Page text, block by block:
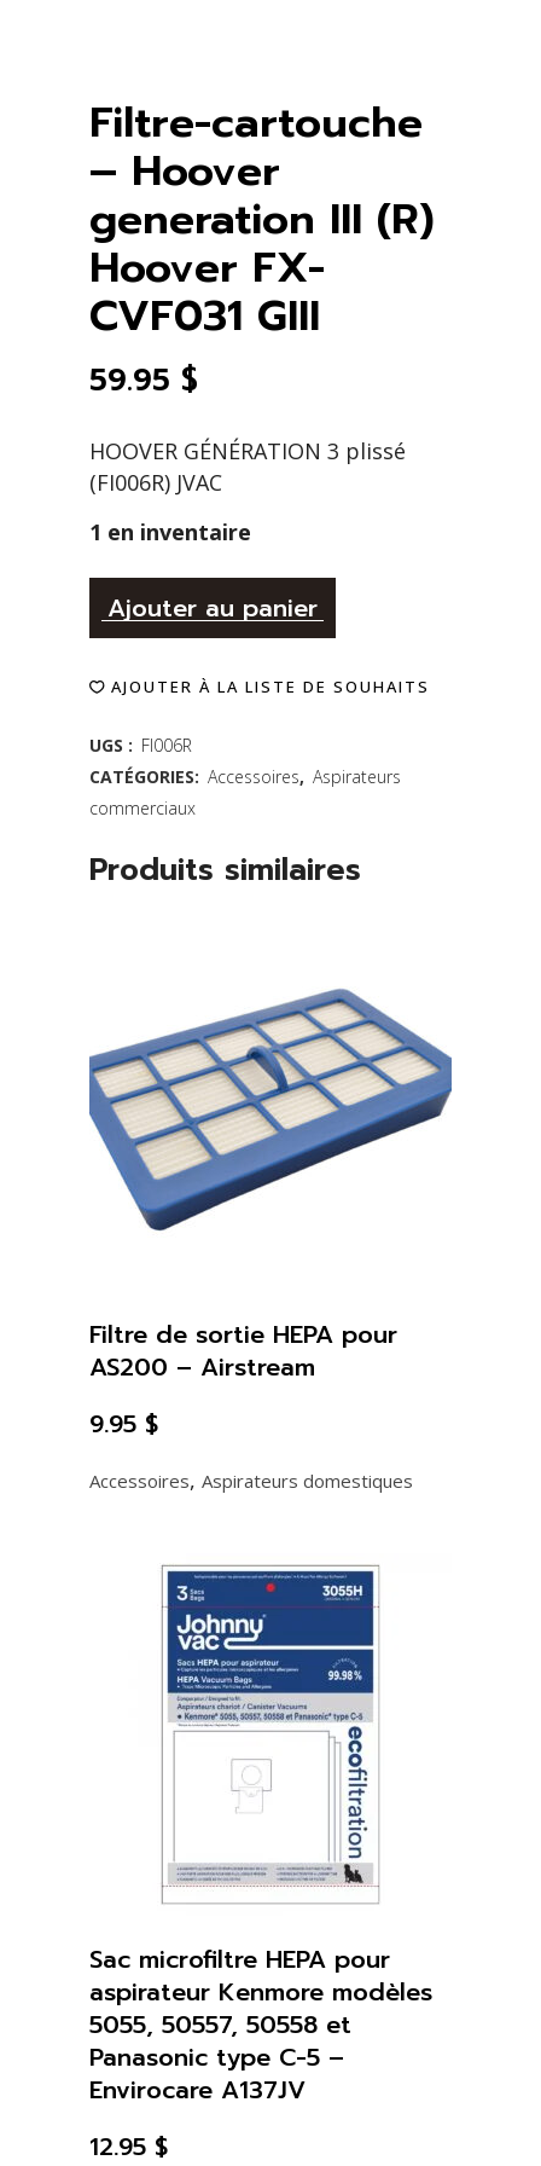
Filtre-cartouche
– Hoover
generation III (R)
Hoover FX-
CVF031 GIII
59.95 $
HOOVER GÉNÉRATION 3 plissé
(FI006R) JVAC
1 en inventaire
Filtre-
cartouche
-
Hoover
generation
(R)
GIII
quantity
Ajouter au panier
AJOUTER À LA LISTE DE SOUHAITS
UGS : FI006R
CATÉGORIES: Accessoires, Aspirateurs
commerciaux
Produits similaires
Accessoires, Aspirateurs domestiques
Filtre de sortie HEPA pour
AS200 – Airstream
9.95 $
Sac microfiltre HEPA pour
aspirateur Kenmore modèles
5055, 50557, 50558 et
Panasonic type C-5 –
Envirocare A137JV
12.95 $